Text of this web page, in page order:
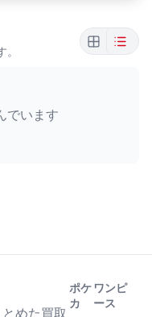
でいます
めた買取
ポケ
カ
ワンピ
ース